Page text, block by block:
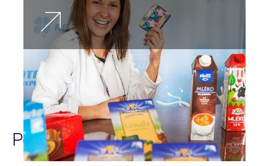
Poradniki